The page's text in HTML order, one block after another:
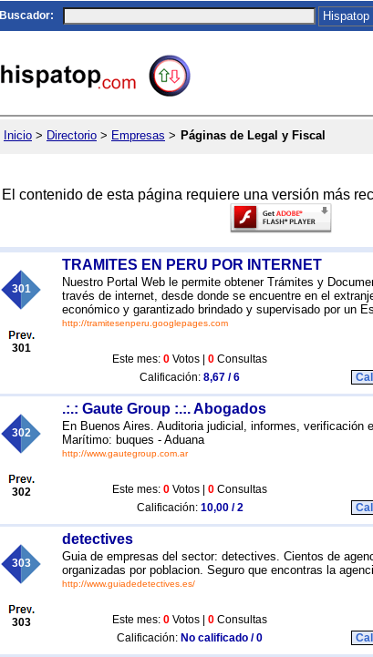
Buscador:
Inicio > Directorio > Empresas > Páginas de Legal y Fiscal
El contenido de esta página requiere una versión más
301
301
TRAMITES EN PERU POR INTERNET
Nuestro Portal Web le permite obtener Trámites y
través de internet, desde donde se encuentre en el
económico y garantizado brindado y supervisado por un
http://tramitesenperu.googlepages.com
Este mes: 0 Votos | 0 Consultas
Calificación: 8,67 / 6
302
302
.:.: Gaute Group :.:. Abogados
En Buenos Aires. Auditoria judicial, informes, verificación
Marítimo: buques - Aduana
http://www.gautegroup.com.ar
Este mes: 0 Votos | 0 Consultas
Calificación: 10,00 / 2
303
303
detectives
Guia de empresas del sector: detectives. Cientos de
organizadas por poblacion. Seguro que encontras la
http://www.guiadedetectives.es/
Este mes: 0 Votos | 0 Consultas
Calificación: No calificado / 0